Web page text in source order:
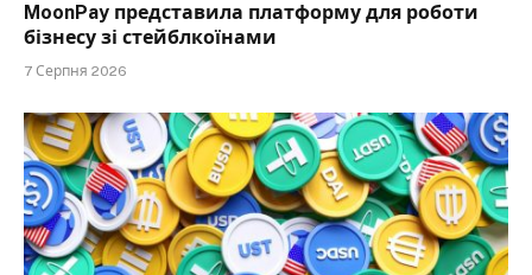
MoonPay представила платформу для роботи
бізнесу зі стейблкоїнами
7 Серпня 2026